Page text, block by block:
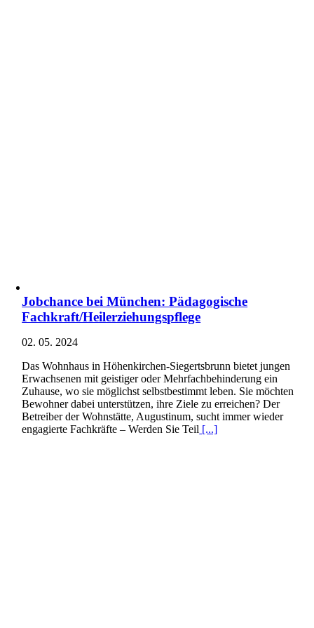
Jobchance bei München: Pädagogische
Fachkraft/Heilerziehungspflege
02. 05. 2024
Das Wohnhaus in Höhenkirchen-Siegertsbrunn bietet jungen
Erwachsenen mit geistiger oder Mehrfachbehinderung ein
Zuhause, wo sie möglichst selbstbestimmt leben. Sie möchten
Bewohner dabei unterstützen, ihre Ziele zu erreichen? Der
Betreiber der Wohnstätte, Augustinum, sucht immer wieder
engagierte Fachkräfte – Werden Sie Teil [...]